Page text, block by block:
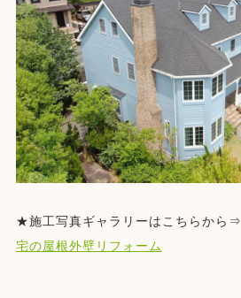
★施工写真ギャラリーはこちらから⇒
宅の屋根外壁リフォーム